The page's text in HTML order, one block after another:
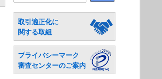
取引適正化に
関する取組
プライバシーマーク
審査センターのご案内